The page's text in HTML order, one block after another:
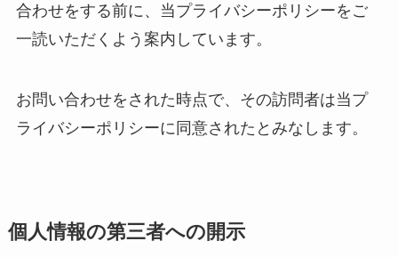
合わせをする前に、当プライバシーポリシーをご
一読いただくよう案内しています。
お問い合わせをされた時点で、その訪問者は当プ
ライバシーポリシーに同意されたとみなします。
個人情報の第三者への開示